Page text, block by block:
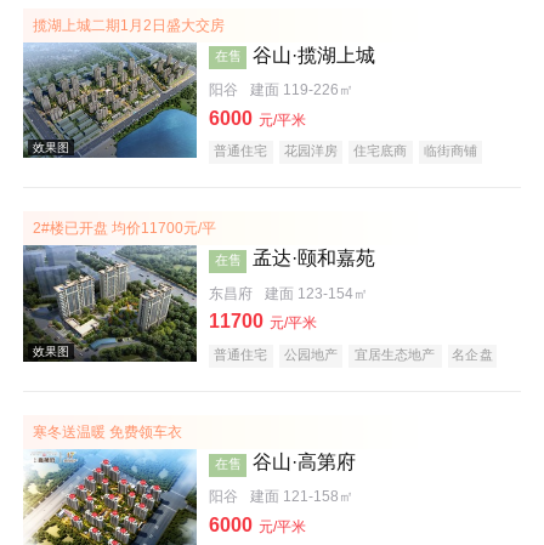
实景图
效果图
揽湖上城二期1月2日盛大交房
在售 谷山·揽湖上城
阳谷 建面 119-226㎡
6000 元/平米
普通住宅 花园洋房 住宅底商
临街商铺
教育地产
2#楼已开盘 均价11700元/平
在售 孟达·颐和嘉苑
东昌府 建面 123-154㎡
11700 元/平米
普通住宅 公园地产 宜居生态地产 名企盘
寒冬送温暖 免费领车衣
在售 谷山·高第府
阳谷 建面 121-158㎡
6000 元/平米